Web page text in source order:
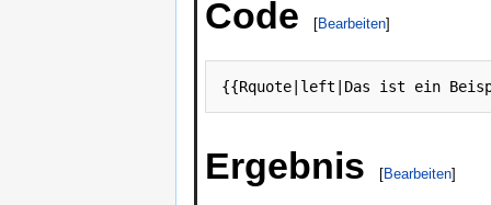
Code [Bearbeiten]
{{Rquote|left|Das ist ein
Ergebnis [Bearbeiten]